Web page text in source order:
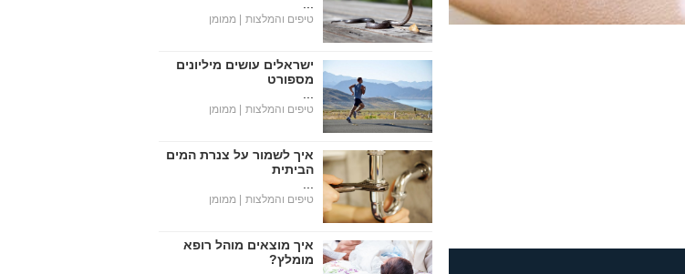
טיפים והמלצות | ממומן
ישראלים עושים מיליונים
מספורט
טיפים והמלצות | ממומן
איך לשמור על צנרת המים
הביתית
טיפים והמלצות | ממומן
איך מוצאים מוהל רופא
מומלץ?